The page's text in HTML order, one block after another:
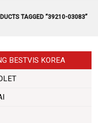
TAGGED “39210-03083”
BESTVIS KOREA